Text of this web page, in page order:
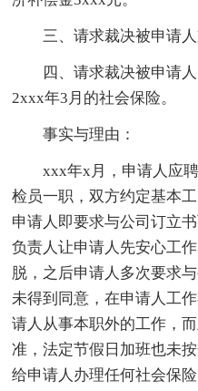
三、请求裁决被申请
四、请求裁决被申请
2xxx年3月的社会保险。
事实与理由：
xxx年x月，申请人应
检员一职，双方约定基本
申请人即要求与公司订立
负责人让申请人先安心工
脱，之后申请人多次要求
未得到同意，在申请人工
请人从事本职外的工作，
准，法定节假日加班也未
给申请人办理任何社会保